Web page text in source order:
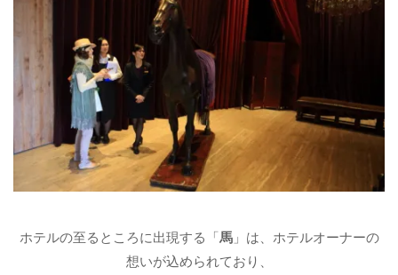
ホテルの至るところに出現する「馬」は、ホテルオーナーの
想いが込められており、